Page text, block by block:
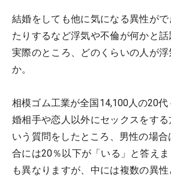
結婚をしても他に気になる異性が
たりするなど浮気や不倫が何かと話
実際のところ、どのくらいの人が浮
か。
相模ゴム工業が全国14,100人の20
婚相手や恋人以外にセックスをす
いう質問をしたところ、男性の場
合には20％以下が「いる」と答え
も異なりますが、中には複数の異